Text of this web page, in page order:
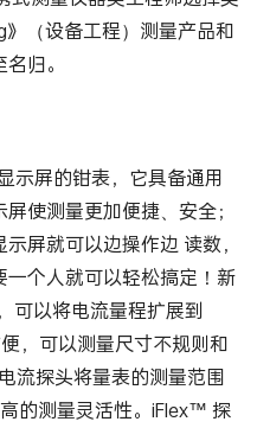
（设备工程）测量产品和
归。
示屏的钳表，它具备通用
使测量更加便捷、安全；
屏就可以边操作边 读数，
个人就可以轻松搞定！新
可以将电流量程扩展到
，可以测量尺寸不规则和
流探头将量表的测量范围
的测量灵活性。iFlex™ 探